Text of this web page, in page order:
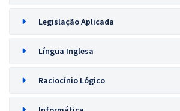
Legislação Aplicada
Língua Inglesa
Raciocínio Lógico